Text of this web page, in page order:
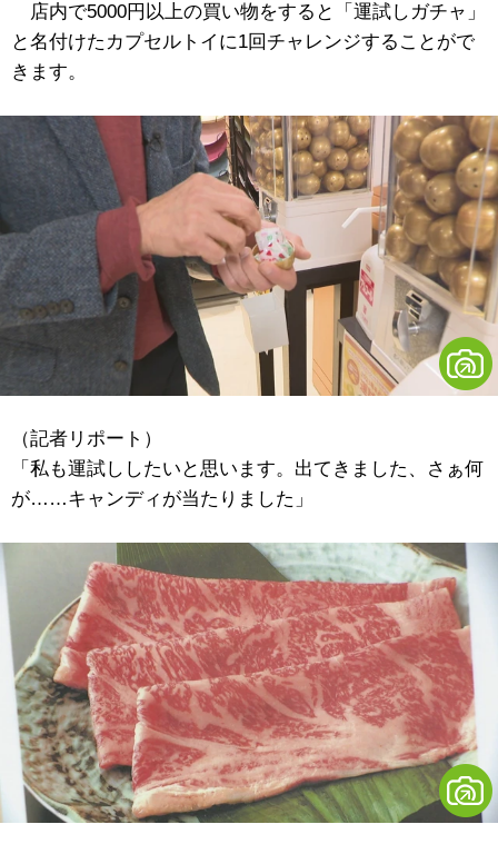
店内で5000円以上の買い物をすると「運試しガチャ」
と名付けたカプセルトイに1回チャレンジすることがで
きます。
（記者リポート）
「私も運試ししたいと思います。出てきました、さぁ何
が……キャンディが当たりました」